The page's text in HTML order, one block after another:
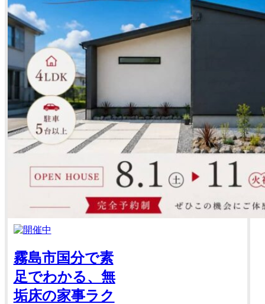
霧島市国分で素
足でわかる、無
垢床の家事ラク